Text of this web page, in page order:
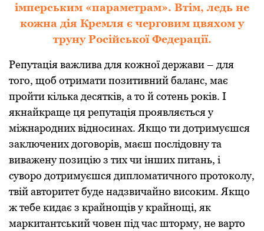
імперським «параметрам». Втім, ледь не
кожна дія Кремля є черговим цвяхом у
труну Російської Федерації.
Репутація важлива для кожної держави – для
того, щоб отримати позитивний баланс, має
пройти кілька десятків, а то й сотень років. І
якнайкраще ця репутація проявляється у
міжнародних відносинах. Якщо ти дотримуєшся
заключених договорів, маєш послідовну та
виважену позицію з тих чи інших питань, і
суворо дотримуєшся дипломатичного протоколу,
твій авторитет буде надзвичайно високим. Якщо
ж тебе кидає з крайнощів у крайнощі, як
маркитантський човен під час шторму, не варто